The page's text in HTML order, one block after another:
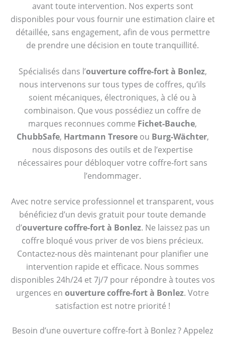
avant toute intervention. Nos experts sont
disponibles pour vous fournir une estimation claire et
détaillée, sans engagement, afin de vous permettre
de prendre une décision en toute tranquillité.
Spécialisés dans l’ouverture coffre-fort à Bonlez,
nous intervenons sur tous types de coffres, qu’ils
soient mécaniques, électroniques, à clé ou à
combinaison. Que vous possédiez un coffre de
marques reconnues comme Fichet-Bauche,
ChubbSafe, Hartmann Tresoreou Burg-Wächter,
nous disposons des outils et de l’expertise
nécessaires pour débloquer votre coffre-fort sans
l’endommager.
Avec notre service professionnel et transparent, vous
bénéficiez d’un devis gratuit pour toute demande
d’ouverture coffre-fort à Bonlez. Ne laissez pas un
coffre bloqué vous priver de vos biens précieux.
Contactez-nous dès maintenant pour planifier une
intervention rapide et efficace. Nous sommes
disponibles 24h/24 et 7j/7 pour répondre à toutes vos
urgences en ouverture coffre-fort à Bonlez. Votre
satisfaction est notre priorité !
Besoin d’une ouverture coffre-fort à Bonlez ? Appelez